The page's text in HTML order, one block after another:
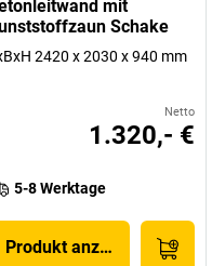
mit
Schake
2420 x 2030 x 940 mm
Netto
1.320,- €
5-8 Werktage
Produkt anzeigen